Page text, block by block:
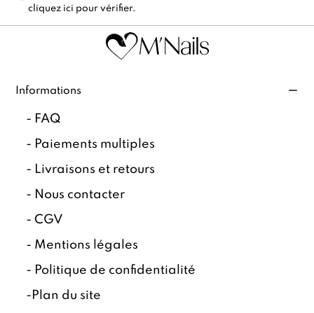
cliquez ici pour vérifier.
Informations
- FAQ
- Paiements multiples
- Livraisons et retours
- Nous contacter
-CGV
- Mentions légales
- Politique de confidentialité
- Plan du site